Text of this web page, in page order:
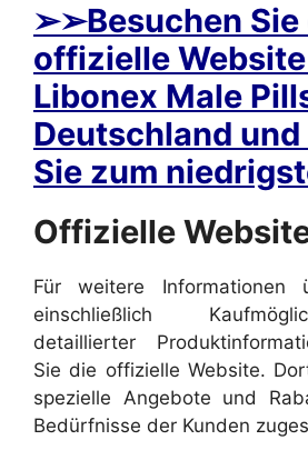
➢➢Besuchen Sie
offizielle
Libonex Male
Deutschland
Sie zum
Offizielle
Für weitere Informationen
einschließlich
detaillierter
Sie die offizielle Website.
spezielle Angebote und
Bedürfnisse der Kunden